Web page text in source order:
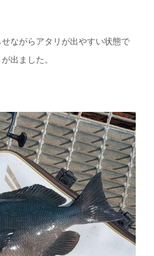
ながらアタリが出やすい状態で
出ました。